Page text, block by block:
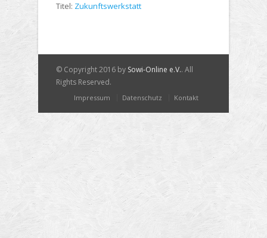
Titel: Zukunftswerkstatt
© Copyright 2016 by Sowi-Online e.V.. All
Rights Reserved.
Impressum Datenschutz Kontakt